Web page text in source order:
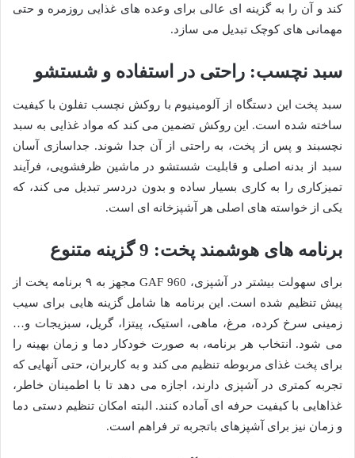
کند و آن را به گزینه ای عالی برای وعده های غذایی روزمره و حتی
مهمانی های کوچک تبدیل می سازد.
سبد نچسب: راحتی در استفاده و شستشو
سبد پخت این دستگاه از آلومینیوم با روکش نچسب تفلون با کیفیت
ساخته شده است. این روکش تضمین می کند که مواد غذایی به سبد
نچسبند و پس از پخت، به راحتی از آن جدا شوند. جداسازی آسان
سبد از بدنه اصلی و قابلیت شستشو در ماشین ظرفشویی، فرآیند
تمیزکاری را به کاری بسیار ساده و بدون دردسر تبدیل می کند، که
یکی از خواسته های اصلی هر آشپزخانه ای است.
برنامه های هوشمند پخت: 9 گزینه متنوع
برای سهولت بیشتر در آشپزی، GAF 960 مجهز به ۹ برنامه پخت از
پیش تنظیم شده است. این برنامه ها شامل گزینه هایی برای سیب
زمینی سرخ کرده، مرغ، ماهی، استیک، پیتزا، گریل، سبزیجات و…
می شود. انتخاب هر برنامه، به صورت خودکار دما و زمان بهینه را
برای پخت غذای مربوطه تنظیم می کند و به کاربران، حتی آنهایی که
تجربه کمتری در آشپزی دارند، اجازه می دهد تا با اطمینان خاطر،
غذاهایی با کیفیت حرفه ای آماده کنند. البته امکان تنظیم دستی دما
و زمان نیز برای آشپزهای باتجربه تر فراهم است.